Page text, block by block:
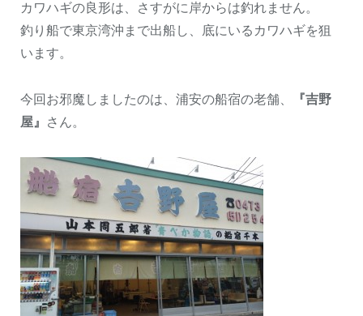
カワハギの良形は、さすがに岸からは釣れません。
釣り船で東京湾沖まで出船し、底にいるカワハギを狙
います。
今回お邪魔しましたのは、浦安の船宿の老舗、
『吉野
屋』
さん。